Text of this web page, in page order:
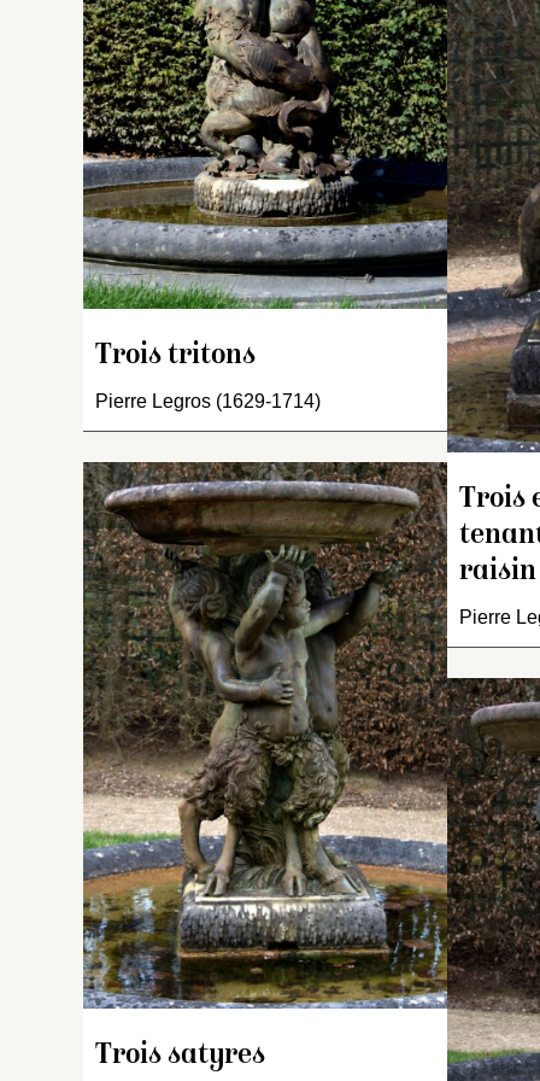
Trois tritons
Pierre Legros (1629-1714)
Trois satyres
Trois
raisin
Pierre